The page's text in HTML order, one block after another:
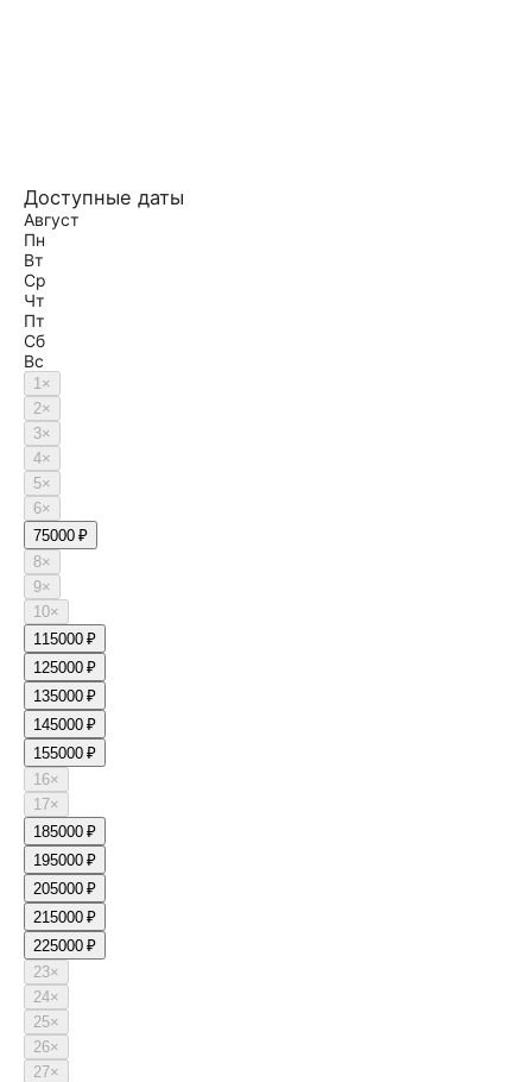
Доступные даты
Август
Пн
Вт
Ср
Чт
Пт
Сб
Вс
1×
2×
3×
4×
5×
6×
75000 ₽
8×
9×
10×
115000 ₽
125000 ₽
135000 ₽
145000 ₽
155000 ₽
16×
17×
185000 ₽
195000 ₽
205000 ₽
215000 ₽
225000 ₽
23×
24×
25×
26×
27×